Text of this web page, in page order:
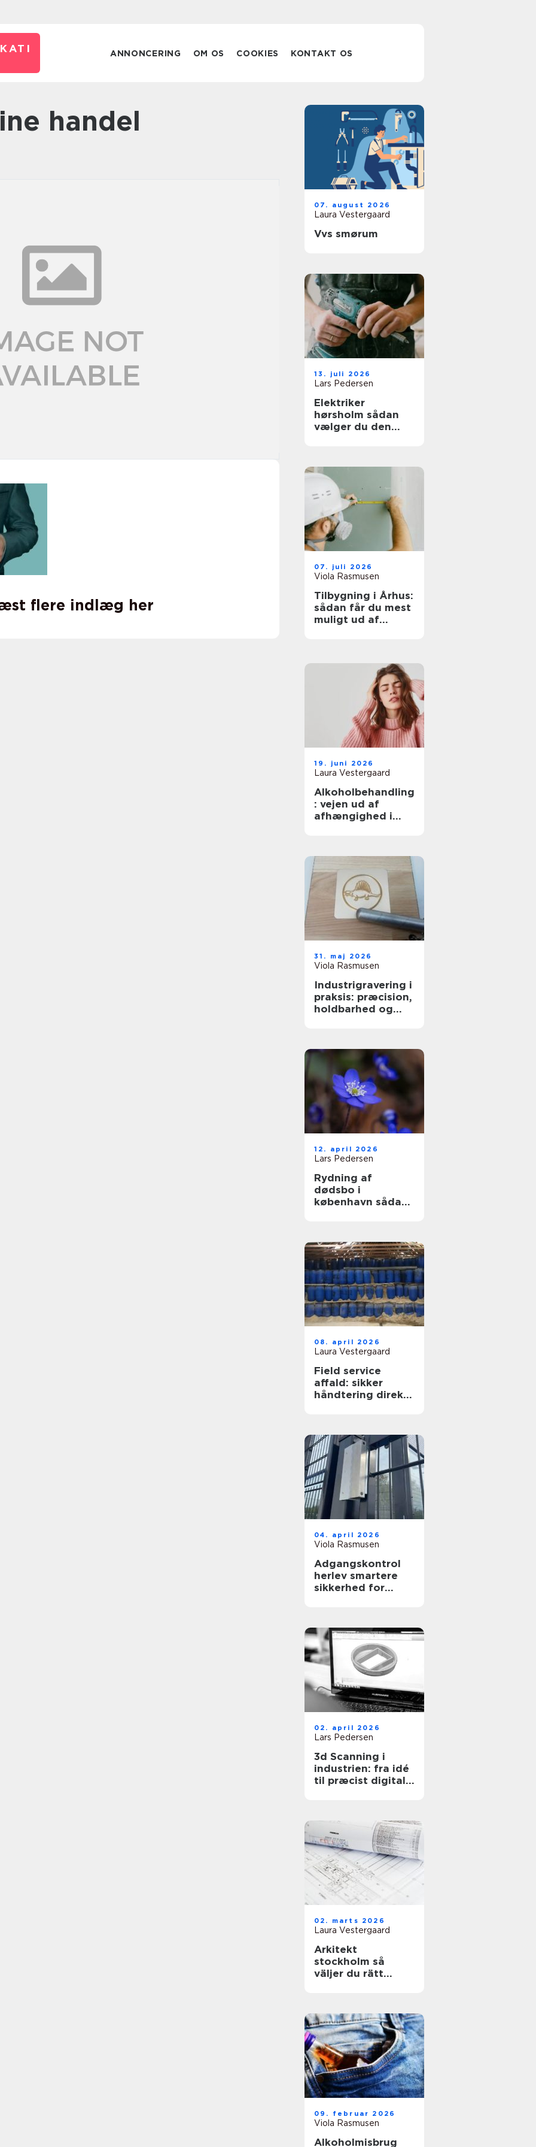
ANNONCERING OM OS COOKIES KONTAKT OS
handel
flere indlæg her
07. august 2026
Laura Vestergaard
Vvs smørum
13. juli 2026
Lars Pedersen
Elektriker
hørsholm sådan
vælger du den
07. juli 2026
Viola Rasmusen
Tilbygning i Århus:
sådan får du mest
muligt ud af
19. juni 2026
Laura Vestergaard
Alkoholbehandling
: vejen ud af
afhængighed i
31. maj 2026
Viola Rasmusen
Industrigravering i
praksis: præcision,
holdbarhed og
12. april 2026
Lars Pedersen
Rydning af
dødsbo i
københavn sådan
08. april 2026
Laura Vestergaard
Field service
affald: sikker
håndtering direkte
04. april 2026
Viola Rasmusen
Adgangskontrol
herlev smartere
sikkerhed for
02. april 2026
Lars Pedersen
3d Scanning i
industrien: fra idé
til præcist digitalt
02. marts 2026
Laura Vestergaard
Arkitekt
stockholm så
väljer du rätt
09. februar 2026
Viola Rasmusen
Alkoholmisbrug